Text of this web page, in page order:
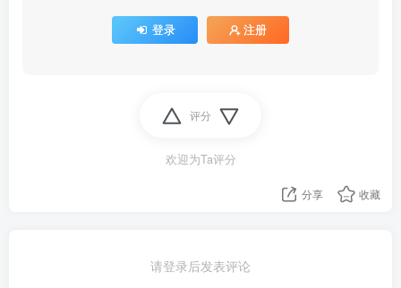
登录 注册
评分
欢迎为Ta评分
分享 收藏
请登录后发表评论